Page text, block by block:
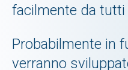
facilmente da
Probabilmente in
verranno